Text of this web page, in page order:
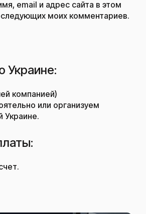
email и адрес сайта в этом
моих комментариев.
Украине:
компанией)
или организуем
Украине.